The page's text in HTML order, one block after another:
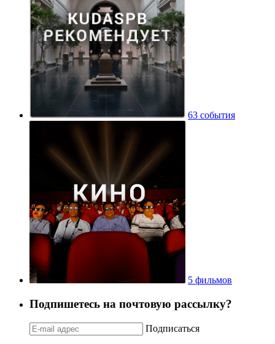
63 события
5 фильмов
Подпишетесь на почтовую рассылку?
Подписаться